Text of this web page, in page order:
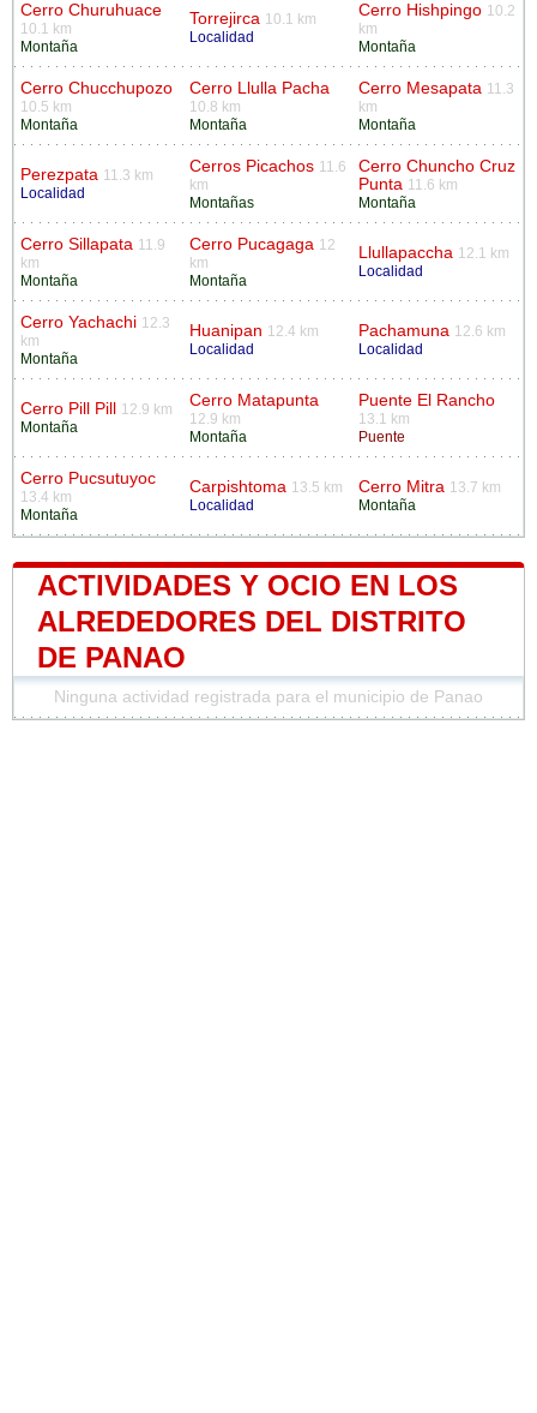
Cerro Churuhuace
10.1 km
Montaña
Torrejirca 10.1 km
Localidad
Cerro Hishpingo 10.2
km
Montaña
Cerro Chucchupozo
10.5 km
Montaña
Cerro Llulla Pacha
10.8 km
Montaña
Cerro Mesapata 11.3
km
Montaña
Perezpata 11.3 km
Localidad
Cerros Picachos 11.6
km
Montañas
Cerro Chuncho Cruz
Punta 11.6 km
Montaña
Cerro Sillapata 11.9
km
Montaña
Cerro Pucagaga 12
km
Montaña
Llullapaccha 12.1 km
Localidad
Cerro Yachachi 12.3
km
Montaña
Huanipan 12.4 km
Localidad
Pachamuna 12.6 km
Localidad
Cerro Pill Pill
12.9 km
Montaña
Cerro Matapunta
12.9 km
Montaña
Puente El Rancho
13.1 km
Puente
Cerro Pucsutuyoc
13.4 km
Montaña
Carpishtoma 13.5 km
Localidad
Cerro Mitra 13.7 km
Montaña
ACTIVIDADES Y OCIO EN LOS
ALREDEDORES DEL DISTRITO
DE PANAO
Ninguna actividad registrada para el municipio de Panao